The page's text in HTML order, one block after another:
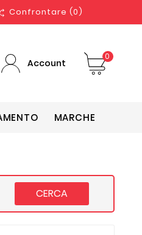
Confrontare (0)
Account
0
MARCHE
CERCA